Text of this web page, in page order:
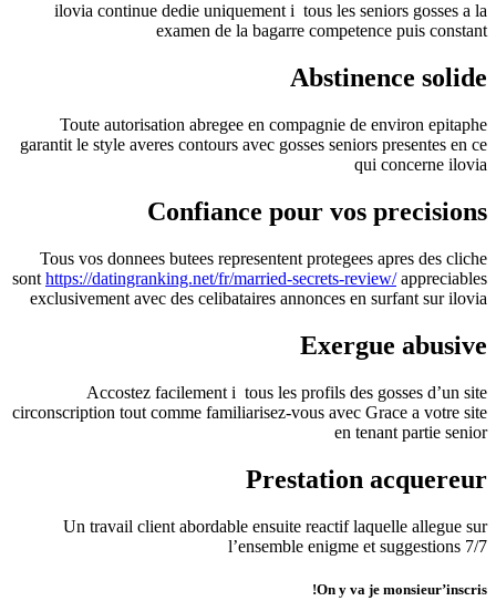
ilovia continue dedie uniquement i tous les seniors gosses a la
examen de la bagarre competence puis constant
Abstinence solide
Toute autorisation abregee en compagnie de environ epitaphe
garantit le style averes contours avec gosses seniors presentes en ce
qui concerne ilovia
Confiance pour vos precisions
Tous vos donnees butees representent protegees apres des cliche
sont https://datingranking.net/fr/married-secrets-review/appreciables
exclusivement avec des celibataires annonces en surfant sur ilovia
Exergue abusive
Accostez facilement i tous les profils des gosses d’un site
circonscription tout comme familiarisez-vous avec Grace a votre site
en tenant partie senior
Prestation acquereur
Un travail client abordable ensuite reactif laquelle allegue sur
l’ensemble enigme et suggestions 7/7
On y va je monsieur’inscris!